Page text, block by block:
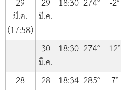
มี.ค.
(17:58)
มี.ค.
30
มี.ค.
18:30 274° 12°
28
28 18:34 285° 7°